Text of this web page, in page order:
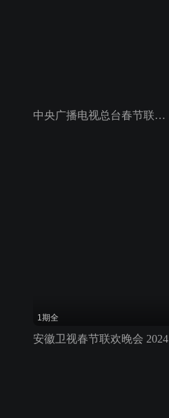
中央广播电视总台春节联欢晚会 2021
1期全
安徽卫视春节联欢晚会 2024